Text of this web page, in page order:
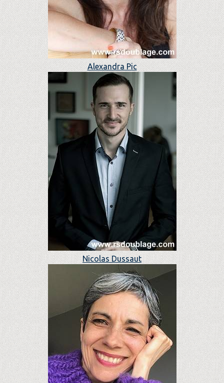
Alexandra Pic
Nicolas Dussaut